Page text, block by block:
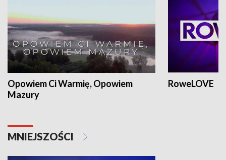
Opowiem Ci Warmię, Opowiem
Mazury
RoweLOVE
MNIEJSZOŚCI